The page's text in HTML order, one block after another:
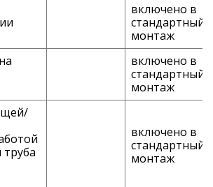
включено в
стандартный
монтаж
включено в
стандартный
монтаж
включено в
стандартный
монтаж